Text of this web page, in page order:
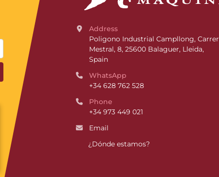
Address
Poligono Industrial Campllong, Carrer
Mestral, 8, 25600 Balaguer, Lleida,
Spain
WhatsApp
+34 628 762 528
Phone
+34 973 449 021
Email
¿Dónde estamos?